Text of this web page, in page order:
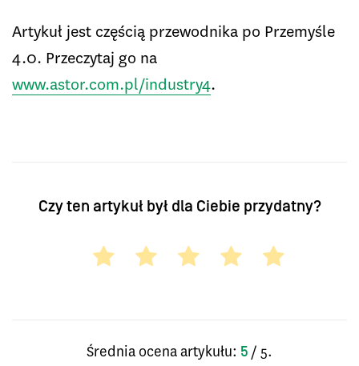
Artykuł jest częścią przewodnika po Przemyśle
4.0. Przeczytaj go na
www.astor.com.pl/industry4.
Czy ten artykuł był dla Ciebie przydatny?
Średnia ocena artykułu: 5 / 5.